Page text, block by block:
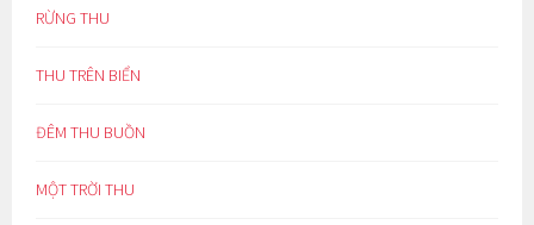
RỪNG THU
THU TRÊN BIỂN
ĐÊM THU BUỒN
MỘT TRỜI THU